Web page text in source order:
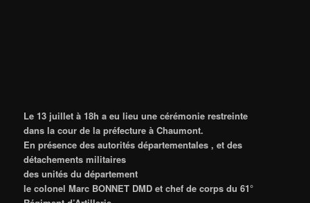
Le 13 juillet à 18h a eu lieu une cérémonie restreinte
dans la courde lapréfecture à Chaumont.
En présence des autorités départementales , et des
détachements militaires
des unités du département
le colonel Marc BONNET DMD et chef de corps du 61°